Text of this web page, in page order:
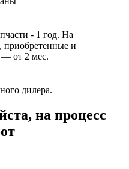
- 1 год. На
приобретенные и
— от 2 мес.
дилера.
на процесс